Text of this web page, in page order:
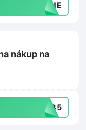
UTNE
nákup na
TYB5